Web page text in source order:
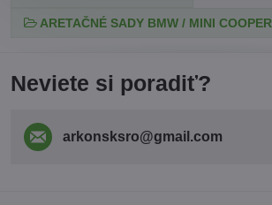
ARETAČNÉ SADY BMW / MINI COOPER
Neviete si poradiť?
arkonsksro​@gmail​.com